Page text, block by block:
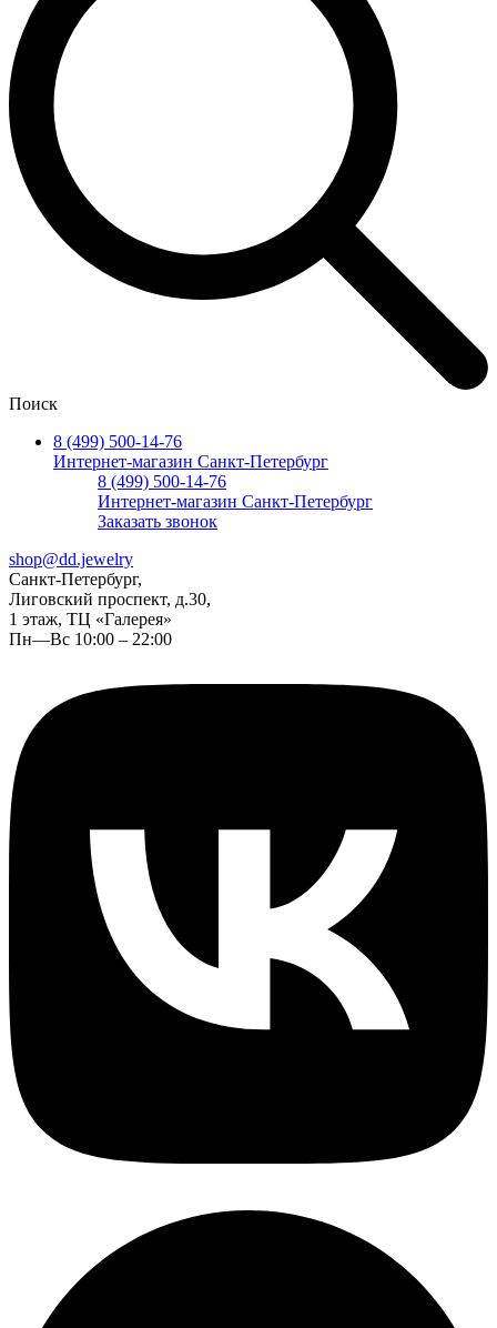
Поиск
8 (499) 500-14-76
Интернет-магазин Санкт-Петербург
8 (499) 500-14-76
Интернет-магазин Санкт-Петербург
Заказать звонок
shop@dd.jewelry
Санкт-Петербург,
Лиговский проспект, д.30,
1 этаж, ТЦ «Галерея»
Пн—Вс 10:00 – 22:00